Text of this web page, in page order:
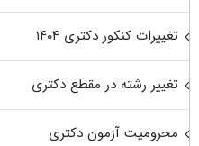
تغییرات کنکور دکتری ۱۴۰۴
تغییر رشته در مقطع دکتری
محرومیت آزمون دکتری